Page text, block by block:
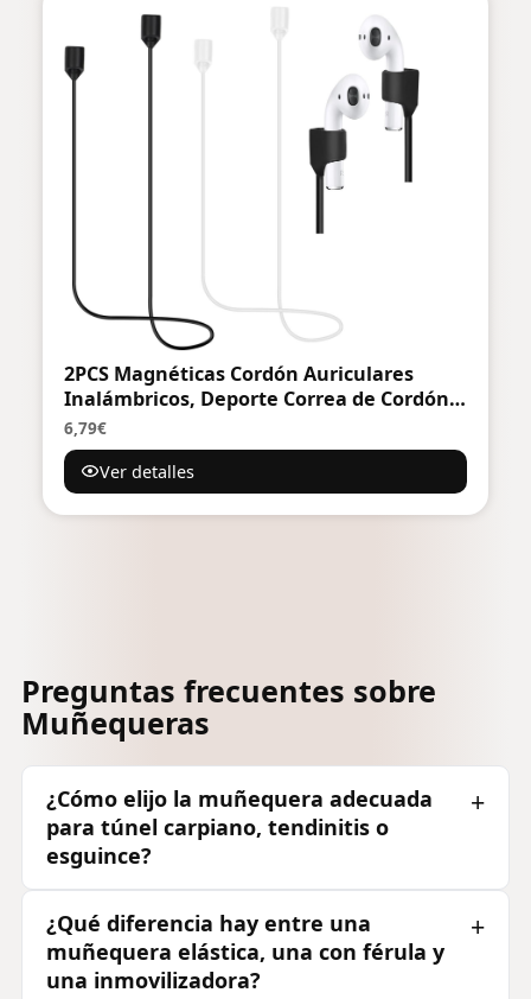
2PCS Magnéticas Cordón Auriculares
Inalámbricos, Deporte Correa de Cordón
para Auriculares, Silicona Suave Correas
Antipérdida, para Air-Pods (Negro y
Blanco)
6,79€
Ver detalles
Preguntas frecuentes sobre
Muñequeras
¿Cómo elijo la muñequera adecuada
para túnel carpiano, tendinitis o
esguince?
¿Qué diferencia hay entre una
muñequera elástica, una con férula y
una inmovilizadora?